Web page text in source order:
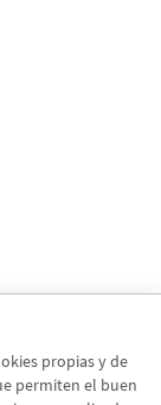
propias y de
permiten el buen